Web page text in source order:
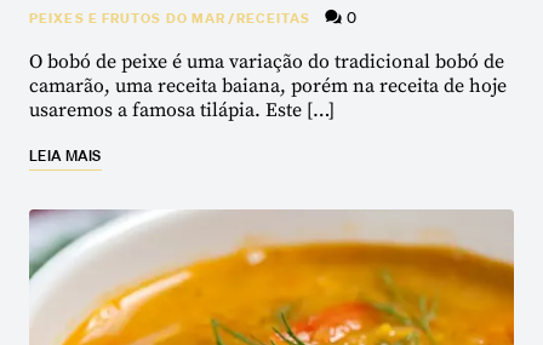
PEIXES E FRUTOS DO MAR/RECEITAS 0
O bobó de peixe é uma variação do tradicional bobó de
camarão, uma receita baiana, porém na receita de hoje
usaremos a famosa tilápia. Este […]
LEIA MAIS